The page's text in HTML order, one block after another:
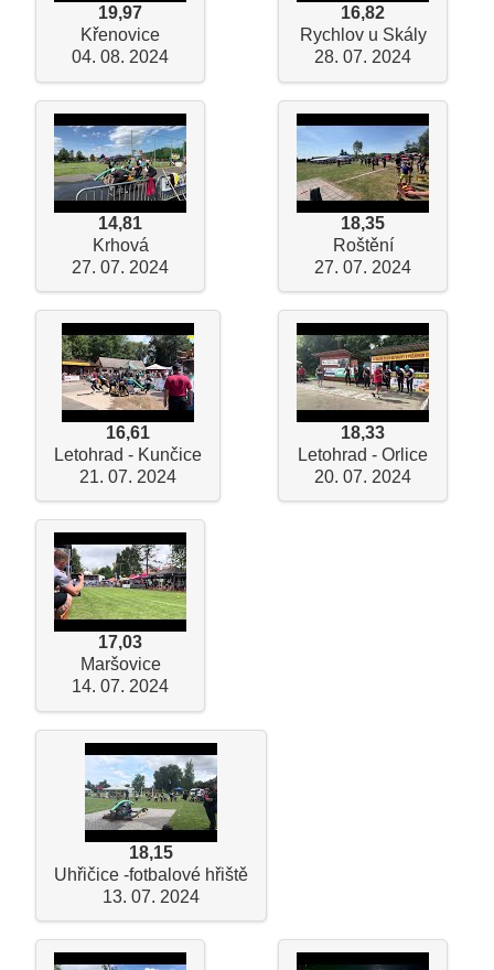
19,97
Křenovice
04. 08. 2024
16,82
Rychlov u Skály
28. 07. 2024
14,81
Krhová
27. 07. 2024
18,35
Roštění
27. 07. 2024
16,61
Letohrad - Kunčice
21. 07. 2024
18,33
Letohrad - Orlice
20. 07. 2024
17,03
Maršovice
14. 07. 2024
18,15
Uhřičice -fotbalové hřiště
13. 07. 2024